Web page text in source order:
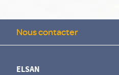
Nous contacter
ELSAN